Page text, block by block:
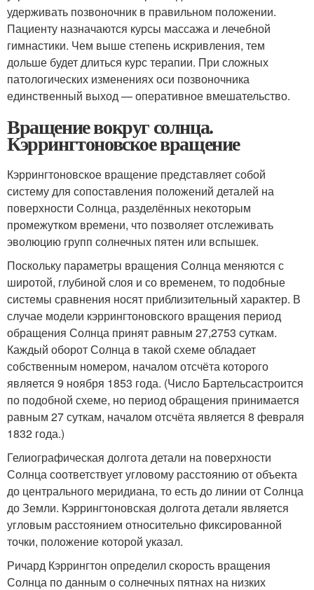
удерживать позвоночник в правильном положении.
Пациенту назначаются курсы массажа и лечебной
гимнастики. Чем выше степень искривления, тем
дольше будет длиться курс терапии. При сложных
патологических изменениях оси позвоночника
единственный выход — оперативное вмешательство.
Вращение вокруг солнца.
Кэррингтоновское вращение
Кэррингтоновское вращение представляет собой
систему для сопоставления положений деталей на
поверхности Солнца, разделённых некоторым
промежутком времени, что позволяет отслеживать
эволюцию групп солнечных пятен или вспышек.
Поскольку параметры вращения Солнца меняются с
широтой, глубиной слоя и со временем, то подобные
системы сравнения носят приблизительный характер. В
случае модели кэррингтоновского вращения период
обращения Солнца принят равным 27,2753 суткам.
Каждый оборот Солнца в такой схеме обладает
собственным номером, началом отсчёта которого
является 9 ноября 1853 года. (Число Бартельсастроится
по подобной схеме, но период обращения принимается
равным 27 суткам, началом отсчёта является 8 февраля
1832 года.)
Гелиографическая долгота детали на поверхности
Солнца соответствует угловому расстоянию от объекта
до центрального меридиана, то есть до линии от Солнца
до Земли. Кэррингтоновская долгота детали является
угловым расстоянием относительно фиксированной
точки, положение которой указал.
Ричард Кэррингтон определил скорость вращения
Солнца по данным о солнечных пятнах на низких